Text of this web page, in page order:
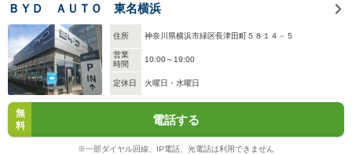
ＢＹＤ ＡＵＴＯ 東名横浜
住所 神奈川県横浜市緑区長津田町５８１４－５
営業
時間
10:00～19:00
定休日 火曜日・水曜日
無
料
電話する
※一部ダイヤル回線、IP電話、光電話は利用できません